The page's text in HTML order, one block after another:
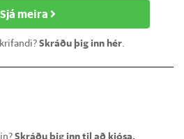
Sjá meira
Skráðu þig inn hér.
Skráðu þig inn til að kjósa.